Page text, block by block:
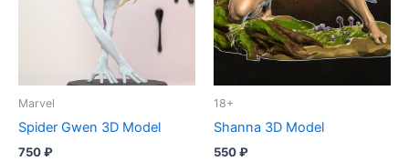
Marvel
Spider Gwen 3D Model
750₽
18+
Shanna 3D Model
550₽